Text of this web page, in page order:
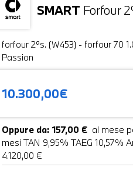
SMART Forfour
Usato
forfour 2ªs. (W453) - forfour 70
Passion
10.300,00€
Oppure da: 157,00 € al mese
mesi TAN 9,95% TAEG 10,57%
4.120,00 €